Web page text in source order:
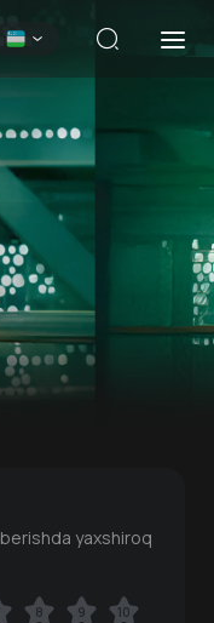
yaxshiroq
8 9 10
8 9 10